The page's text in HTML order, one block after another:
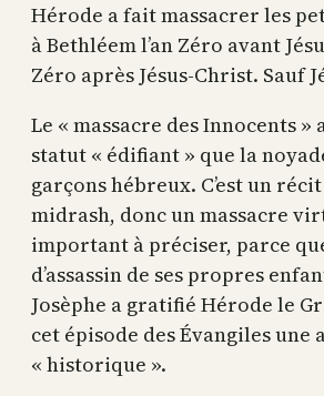
Hérode a fait massacrer les
à Bethléem l’an Zéro avant
Zéro après Jésus-Christ. Sauf
Le « massacre des Innocents »
statut « édifiant » que la
garçons hébreux. C’est un
midrash, donc un massacre
important à préciser, parce
d’assassin de ses propres
Josèphe a gratifié Hérode le
cet épisode des Évangiles une
« historique ».